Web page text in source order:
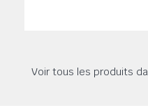
Voir tous les produits